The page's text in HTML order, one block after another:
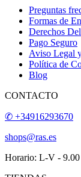
Preguntas
Formas de
Derechos
Pago Seguro
Aviso Legal
Política de
Blog
CONTACTO
✆ +34916293670
shops@ras.es
Horario: L-V - 9.00